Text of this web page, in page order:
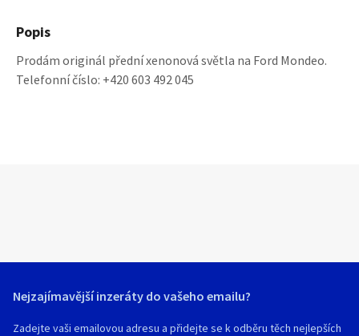
Popis
Prodám originál přední xenonová světla na Ford Mondeo.
Telefonní číslo: +420 603 492 045
Nejzajímavější inzeráty do vašeho emailu?
Zadejte vaši emailovou adresu a přidejte se k odběru těch nejlepších